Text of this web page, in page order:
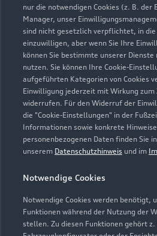
nur die notwendigen Cookies (z. B. der
Manager, unser
sind nicht gesetzlich verpflichtet, in die
einzuwilligen, aber wenn Sie Ihre
können Sie bestimmte unserer
nutzen. Sie können Ihre Cookie-
aufgeführten Kategorien von Cookies
Einwilligung jederzeit mit Wirkung
widerrufen. Für den Widerruf der
die "Cookie-Einstellungen" in der
Informationen sowie konkrete
personenbezogenen Daten finden Sie
unserem Datenschutzhinweis und im
Notwendige Cookies
Notwendige Cookies werden benötigt,
Funktionen während der Nutzung der
stellen. Zu diesen Funktionen gehört z.
Zur Reparatur